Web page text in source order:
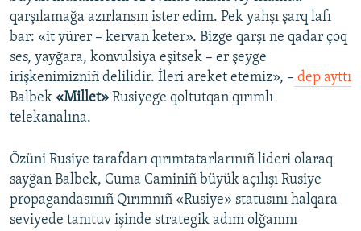
qarşılamağa azırlansın ister edim. Pek yahşı şarq lafı
bar: «it yürer – kervan keter». Bizge qarşı ne qadar çoq
ses, yayğara, konvulsiya eşitsek – er şeyge
irişkenimizniñ delilidir. İleri areket etemiz», – dep ayttı
Balbek «Millet» Rusiyege qoltutqan qırımlı
telekanalına.
Özüni Rusiye tarafdarı qırımtatarlarınıñ lideri olaraq
sayğan Balbek, Cuma Caminiñ büyük açılışı Rusiye
propagandasınıñ Qırımnıñ «Rusiye» statusını halqara
seviyede tanıtuv işinde strategik adım olğanını